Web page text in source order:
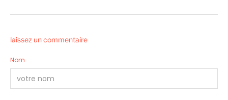
laissez un commentaire
Nom